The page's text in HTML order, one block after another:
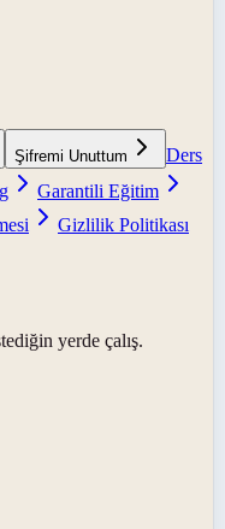
Şifremi Unuttum
Ders
Garantili Eğitim
Gizlilik Politikası
yerde çalış.